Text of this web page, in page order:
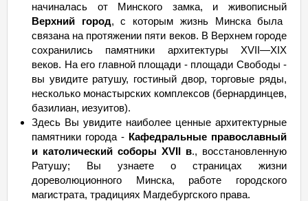
начиналась от Минского замка, и живописный
Верхний город, с которым жизнь Минска была
связана на протяжении пяти веков. В Верхнем городе
сохранились памятники архитектуры XVII—XIX
веков. На его главной площади - площади Свободы -
вы увидите ратушу, гостиный двор, торговые ряды,
несколько монастырских комплексов (бернардинцев,
базилиан, иезуитов).
Здесь Вы увидите наиболее ценные архитектурные
памятники города - Кафедральные православный
и католический соборы ХVII в., восстановленную
Ратушу; Вы узнаете о страницах жизни
дореволюционного Минска, работе городского
магистрата, традициях Магдебургского права.